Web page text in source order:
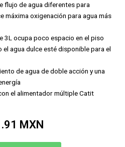
flujo de agua diferentes para
máxima oxigenación para agua más
3L ocupa poco espacio en el piso
el agua dulce esté disponible para el
de agua de doble acción y una
el alimentador múltiple Catit
MXN